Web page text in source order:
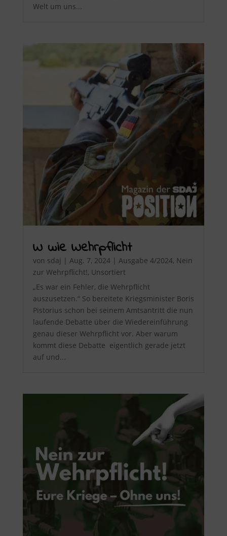
Welt um uns...
W wie Wehrpflicht
von sdaj | Aug. 7, 2024| Ausgabe 4/2024, Nein
zur Wehrpflicht!, Unsortiert
„Es war ein Fehler, die Wehrpflicht
auszusetzen.“ So bereitete Kriegsminister Boris
Pistorius schon bei seinem Amtsantritt die nun
laufende Debatte über die Wiedereinführung
genau dieser Wehrpflicht vor. Aber warum
kommt diese Debatte eigentlich gerade jetzt
auf und...